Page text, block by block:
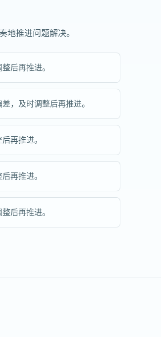
推进问题解决。
后再推进。
，及时调整后再推进。
再推进。
再推进。
后再推进。